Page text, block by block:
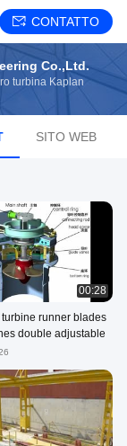
CONTATTO
Co.,Ltd.
turbina Kaplan
SITO WEB
00:28
runner blades
double adjustable